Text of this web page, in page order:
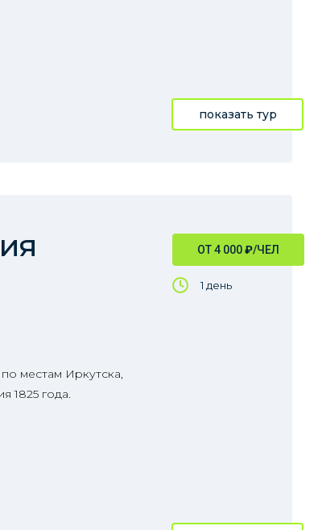
показать тур
ОТ 4 000₽/ЧЕЛ
1 день
местам Иркутска,
1825 года.